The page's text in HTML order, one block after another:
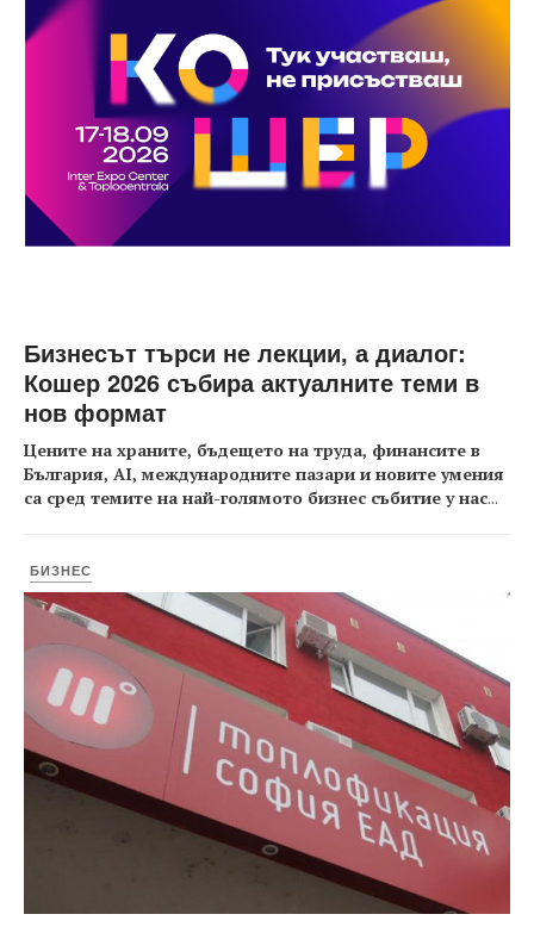
Бизнесът търси не лекции, а диалог:
Кошер 2026 събира актуалните теми в
нов формат
Цените на храните, бъдещето на труда, финансите в
България, AI, международните пазари и новите умения
са сред темите на най-голямото бизнес събитие у нас...
БИЗНЕС